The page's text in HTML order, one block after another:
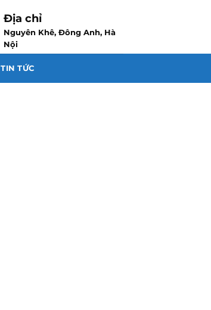
Địa chỉ
Nguyên Khê, Đông Anh, Hà
Nội
TIN TỨC